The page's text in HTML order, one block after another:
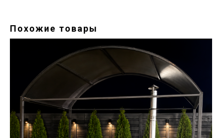
Похожие товары